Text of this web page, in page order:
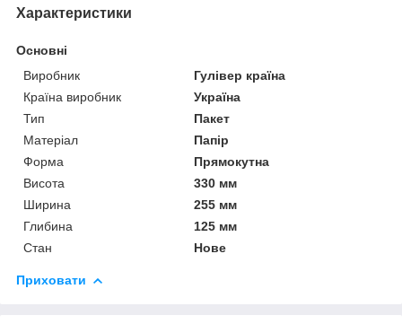
Характеристики
Основні
Виробник
Гулівер країна
Країна виробник
Україна
Тип
Пакет
Матеріал
Папір
Форма
Прямокутна
Висота
330 мм
Ширина
255 мм
Глибина
125 мм
Стан
Нове
Приховати